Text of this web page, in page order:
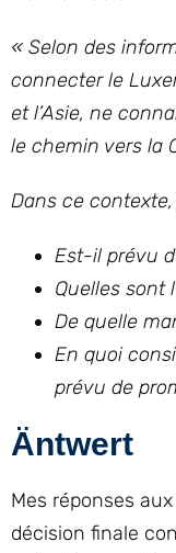
« Selon des
connecter le
et l’Asie, ne
le chemin vers la
Dans ce
Est-il prévu
Quelles sont
De quelle
En quoi
prévu de
Äntwert
Mes réponses
décision finale